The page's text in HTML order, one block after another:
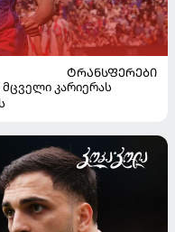
ᲢᲠᲐᲜᲡᲤᲔᲠᲔᲑᲘ
კარიერას